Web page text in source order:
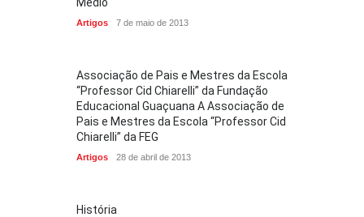
Artigos 7 de maio de 2013
Associação de Pais e Mestres da Escola
“Professor Cid Chiarelli” da Fundação
Educacional Guaçuana A Associação de
Pais e Mestres da Escola “Professor Cid
Chiarelli” da FEG
Artigos 28 de abril de 2013
História